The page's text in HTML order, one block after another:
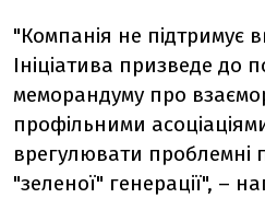
"Компанія не підтримує
Ініціатива призведе до
меморандуму про
профільними
врегулювати проблемні
"зеленої" генерації", –